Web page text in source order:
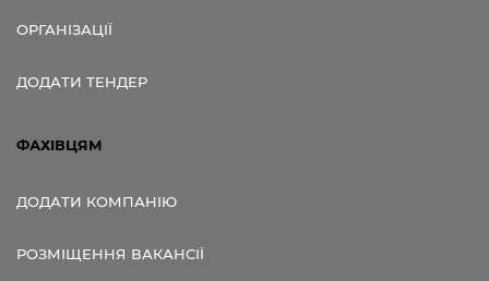
ОРГАНІЗАЦІЇ
ДОДАТИ ТЕНДЕР
ФАХІВЦЯМ
ДОДАТИ КОМПАНІЮ
РОЗМІЩЕННЯ ВАКАНСІЇ